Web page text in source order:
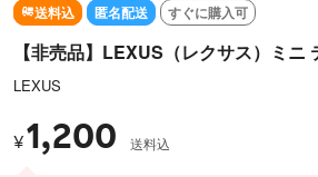
送料込 匿名配送 すぐに購入可
【非売品】LEXUS（レクサス）ミニ
LEXUS
¥1,200 送料込